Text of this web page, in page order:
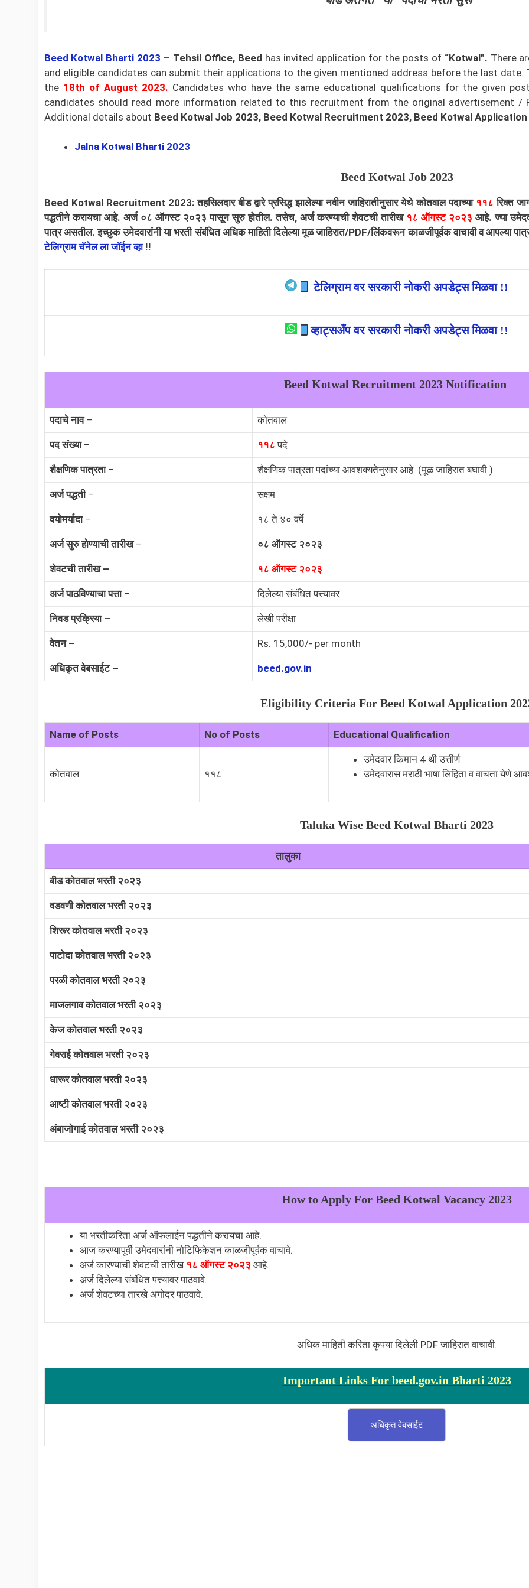
Beed Kotwal Bharti 2023 – Tehsil Office, Beed has invited application for the posts of “Kotwal”. There
and eligible candidates can submit their applications to the given mentioned address before the last
the18th of August 2023. Candidates who have the same educational qualifications for the given
candidates should read more information related to this recruitment from the original advertisement /
Additional details about Beed Kotwal Job 2023, Beed Kotwal Recruitment 2023, Beed Kotwal Application
Jalna Kotwal Bharti 2023
Beed Kotwal Job 2023
Beed Kotwal Recruitment 2023: तहसिलदार बीड द्वारे प्रसिद्ध झालेल्या नवीन जाहिरातीनुसार येथे कोतवाल पदाच्या ११८रिक्त
पद्धतीने करायचा आहे. अर्ज ०८ ऑगस्ट २०२३ पासून सुरु होतील. तसेच, अर्ज करण्याची शेवटची तारीख १८ ऑगस्ट २०२३ आहे. ज्या
पात्र असतील. इच्छुक उमेदवारांनी या भरती संबंधित अधिक माहिती दिलेल्या मूळ जाहिरात/PDF/लिंकवरून काळजीपूर्वक वाचावी व आपल्या
टेलिग्राम चॅनेल ला जॉईन व्हा!!
टेलिग्राम वर सरकारी नोकरी अपडेट्स मिळवा !!
व्हाट्सअँप वर सरकारी नोकरी अपडेट्स मिळवा !!
Beed Kotwal Recruitment 2023 Notification
पदाचे नाव– कोतवाल
पद संख्या– ११८ पदे
शैक्षणिक पात्रता– शैक्षणिक पात्रता पदांच्या आवशक्यतेनुसार आहे. (मूळ जाहिरात बघावी.)
अर्ज पद्धती– सक्षम
वयोमर्यादा– १८ ते ४० वर्षे
अर्ज सुरु होण्याची तारीख– ०८ ऑगस्ट २०२३
शेवटची तारीख – १८ ऑगस्ट २०२३
अर्ज पाठविण्याचा पत्ता– दिलेल्या संबंधित पत्त्यावर
निवड प्रक्रिया – लेखी परीक्षा
वेतन – Rs. 15,000/- per month
अधिकृत वेबसाईट – beed.gov.in
Eligibility Criteria For Beed Kotwal Application
Name of Posts No of Posts Educational Qualification
कोतवाल ११८
उमेदवार किमान 4 थी उत्तीर्ण
उमेदवारास मराठी भाषा लिहिता व वाचता येणे
Taluka Wise Beed Kotwal Bharti 2023
तालुका
बीड कोतवाल भरती २०२३
वडवणी कोतवाल भरती २०२३
शिरूर कोतवाल भरती २०२३
पाटोदा कोतवाल भरती २०२३
परळी कोतवाल भरती २०२३
माजलगाव कोतवाल भरती २०२३
केज कोतवाल भरती २०२३
गेवराई कोतवाल भरती २०२३
धारूर कोतवाल भरती २०२३
आष्टी कोतवाल भरती २०२३
अंबाजोगाई कोतवाल भरती २०२३
How to Apply For Beed Kotwal Vacancy 2023
या भरतीकरिता अर्ज ऑफलाईन पद्धतीने करायचा आहे.
आज करण्यापूर्वी उमेदवारांनी नोटिफिकेशन काळजीपूर्वक वाचावे.
अर्ज कारण्याची शेवटची तारीख १८ ऑगस्ट २०२३ आहे.
अर्ज दिलेल्या संबंधित पत्त्यावर पाठवावे.
अर्ज शेवटच्या तारखे अगोदर पाठवावे.
अधिक माहिती करिता कृपया दिलेली PDF जाहिरात वाचावी.
Important Links For beed.gov.in Bharti 2023
अधिकृत वेबसाईट